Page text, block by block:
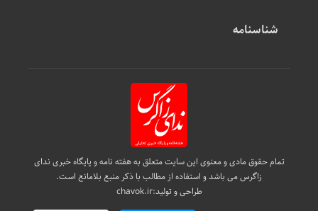
شناسنامه
تمام حقوق مادی و معنوی این سایت متعلق به هفته نامه و پایگاه خبری ندای
زاگرس می باشد و استفاده از مطالب با ذکر منبع بلامانع است.
طراحی و تولید:chavok.ir